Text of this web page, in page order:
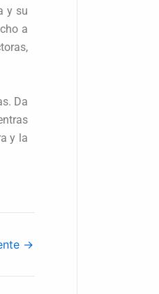
y su
a
Da
y la
→